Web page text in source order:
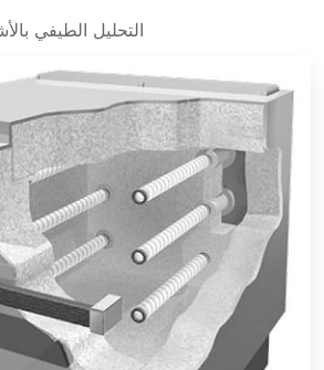
التحليل الطيفي